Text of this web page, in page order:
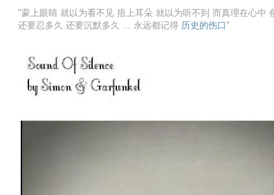
"蒙上眼睛 就以为看不见 捂上耳朵 就以为听不到 而真理在心中
还要忍多久 还要沉默多久 ... 永远都记得 历史的伤口"